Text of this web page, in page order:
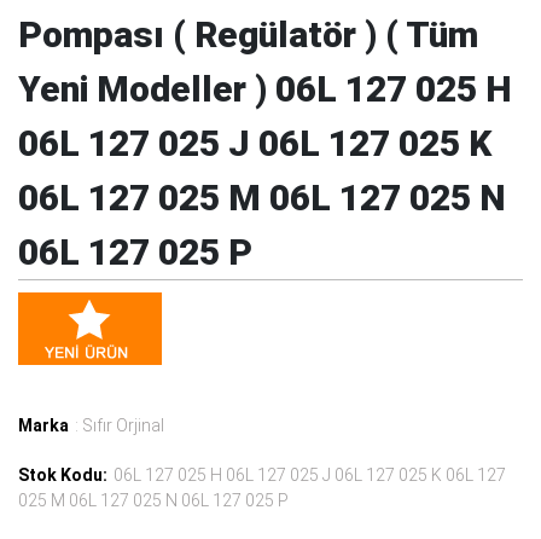
Pompası ( Regülatör ) ( Tüm
Yeni Modeller ) 06L 127 025 H
06L 127 025 J 06L 127 025 K
06L 127 025 M 06L 127 025 N
06L 127 025 P
Marka : Sıfır Orjinal
Stok Kodu: 06L 127 025 H 06L 127 025 J 06L 127 025 K 06L 127
025 M 06L 127 025 N 06L 127 025 P